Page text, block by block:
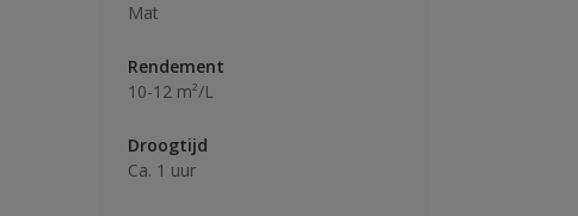
Mat
Rendement
10-12 m²/L
Droogtijd
Ca. 1 uur